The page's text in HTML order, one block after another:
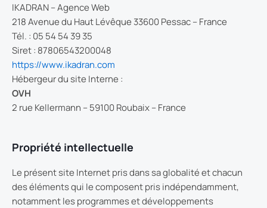
IKADRAN – Agence Web
218 Avenue du Haut Lévêque 33600 Pessac – France
Tél. : 05 54 54 39 35
Siret : 87806543200048
https://www.ikadran.com
Hébergeur du site Interne :
OVH
2 rue Kellermann – 59100 Roubaix – France
Propriété intellectuelle
Le présent site Internet pris dans sa globalité et chacun
des éléments qui le composent pris indépendamment,
notamment les programmes et développements